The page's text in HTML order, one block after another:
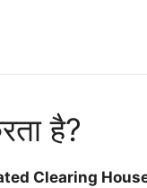
है?
Clearing